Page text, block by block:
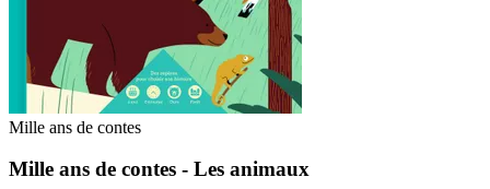
Mille ans de contes
Mille ans de contes - Les animaux